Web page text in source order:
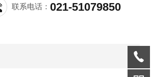
车的轮子
联系电话：021-51079850